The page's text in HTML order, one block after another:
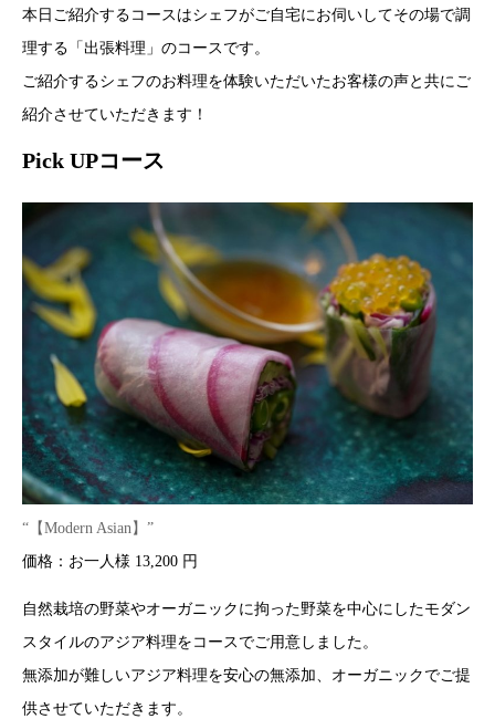
本日ご紹介するコースはシェフがご自宅にお伺いしてその場で調
理する「出張料理」のコースです。
ご紹介するシェフのお料理を体験いただいたお客様の声と共にご
紹介させていただきます！
Pick UPコース
“【Modern Asian】”
価格：お一人様 13,200 円
自然栽培の野菜やオーガニックに拘った野菜を中心にしたモダン
スタイルのアジア料理をコースでご用意しました。
無添加が難しいアジア料理を安心の無添加、オーガニックでご提
供させていただきます。